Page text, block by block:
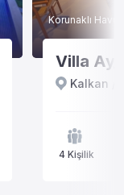
Korunaklı Havuz
Villa
Kalkan /
4 Kişilik